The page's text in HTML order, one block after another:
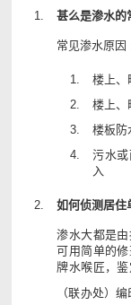
甚么是渗水的
常见渗水原因
楼上、
楼上、
楼板防
污水
入
如何侦测居住
渗水大都是
可用简单的
牌水喉匠，
（联办处）